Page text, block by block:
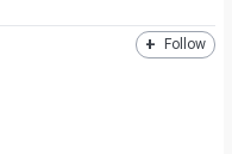
+ Follow